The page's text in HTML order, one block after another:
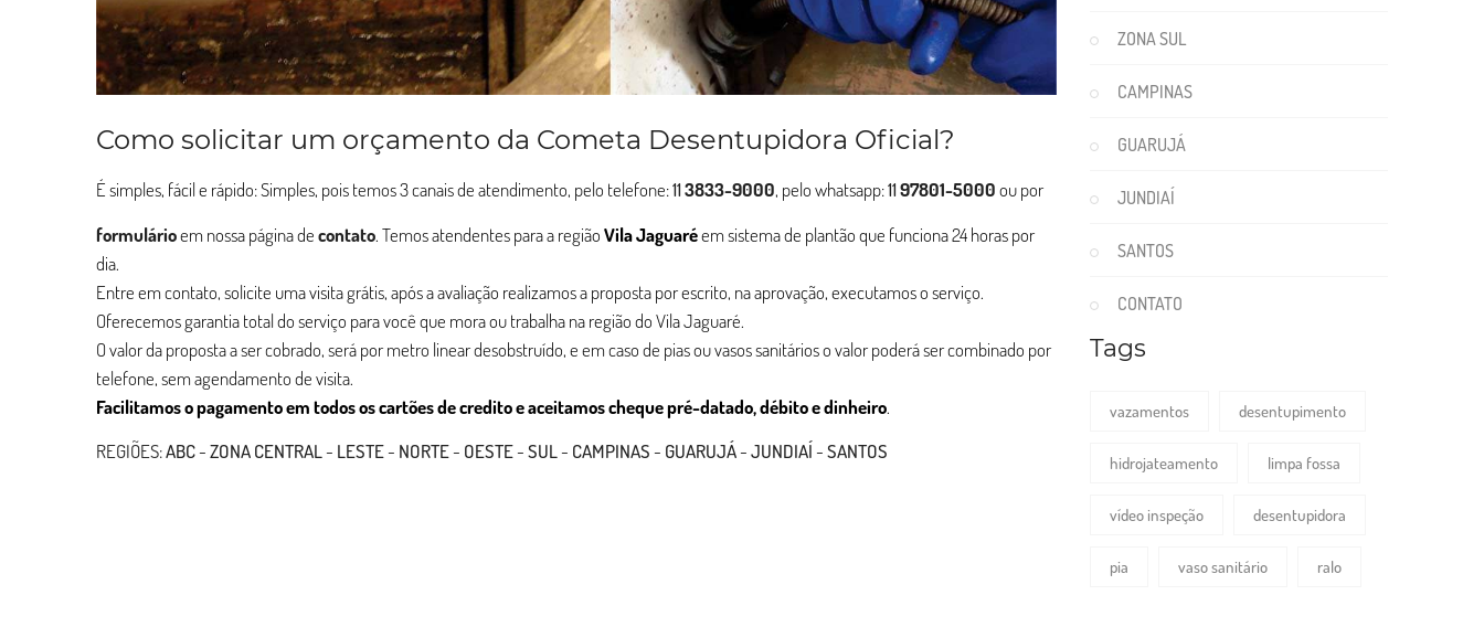
Como solicitar um orçamento da Cometa Desentupidora Oficial?
É simples, fácil e rápido: Simples, pois temos 3 canais de atendimento, pelo telefone:113833-9000, pelo whatsapp:1197801-5000ou por
formulárioem nossa página decontato. Temos atendentes para a regiãoVila Jaguaréem sistema de plantão que funciona 24 horas por
dia.
Entre em contato, solicite uma visita grátis, após a avaliação realizamos a proposta por escrito, na aprovação, executamos o serviço.
Oferecemos garantia total do serviço para você que mora ou trabalha na região do Vila Jaguaré.
O valor da proposta a ser cobrado, será por metro linear desobstruído, e em caso de pias ou vasos sanitários o valor poderá ser combinado por
telefone, sem agendamento de visita.
Facilitamos o pagamento em todos os cartões de credito e aceitamos cheque pré-datado, débito e dinheiro.
REGIÕES:ABC-ZONA CENTRAL- LESTE- NORTE- OESTE-SUL- CAMPINAS- GUARUJÁ-JUNDIAÍ-SANTOS
ZONA SUL
CAMPINAS
GUARUJÁ
JUNDIAÍ
SANTOS
CONTATO
Tags
vazamentos desentupimento
hidrojateamento limpa fossa
vídeo inspeção desentupidora
pia vaso sanitário ralo